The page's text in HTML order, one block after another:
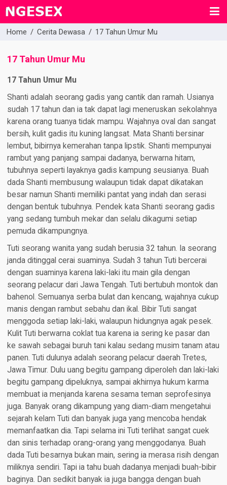
Home / Cerita Dewasa / 17 Tahun Umur Mu
17 Tahun Umur Mu
17 Tahun Umur Mu
Shanti adalah seorang gadis yang cantik dan ramah. Usianya
sudah 17 tahun dan ia tak dapat lagi meneruskan sekolahnya
karena orang tuanya tidak mampu. Wajahnya oval dan sangat
bersih, kulit gadis itu kuning langsat. Mata Shanti bersinar
lembut, bibirnya kemerahan tanpa lipstik. Shanti mempunyai
rambut yang panjang sampai dadanya, berwarna hitam,
tubuhnya seperti layaknya gadis kampung seusianya. Buah
dada Shanti membusung walaupun tidak dapat dikatakan
besar namun Shanti memiliki pantat yang indah dan serasi
dengan bentuk tubuhnya. Pendek kata Shanti seorang gadis
yang sedang tumbuh mekar dan selalu dikagumi setiap
pemuda dikampungnya.
Tuti seorang wanita yang sudah berusia 32 tahun. Ia seorang
janda ditinggal cerai suaminya. Sudah 3 tahun Tuti bercerai
dengan suaminya karena laki-laki itu main gila dengan
seorang pelacur dari Jawa Tengah. Tuti bertubuh montok dan
bahenol. Semuanya serba bulat dan kencang, wajahnya cukup
manis dengan rambut sebahu dan ikal. Bibir Tuti sangat
menggoda setiap laki-laki, walaupun hidungnya agak pesek.
Kulit Tuti berwarna coklat tua karena ia sering ke pasar dan
ke sawah sebagai buruh tani kalau sedang musim tanam atau
panen. Tuti dulunya adalah seorang pelacur daerah Tretes,
Jawa Timur. Dulu uang begitu gampang diperoleh dan laki-laki
begitu gampang dipeluknya, sampai akhirnya hukum karma
membuat ia menjanda karena sesama teman seprofesinya
juga. Banyak orang dikampung yang diam-diam mengetahui
sejarah kelam Tuti dan banyak juga yang mencoba hendak
memanfaatkan dia. Tapi selama ini Tuti terlihat sangat cuek
dan sinis terhadap orang-orang yang menggodanya. Buah
dada Tuti besarnya bukan main, sering ia merasa risih dengan
miliknya sendiri. Tapi ia tahu buah dadanya menjadi buah-bibir
baginya. Dan sedikit banyak ia juga bangga dengan buah